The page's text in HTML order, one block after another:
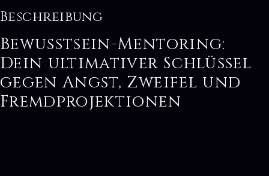
Menge
Beschreibung
Bewusstsein-Mentoring:
Dein ultimativer Schlüssel
gegen Angst, Zweifel und
Fremdprojektionen